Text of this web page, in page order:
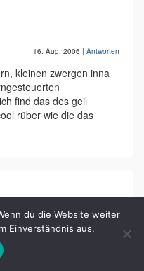
16. Aug. 2006 | Antworten
kleinen zwergen inna
find das des geil
rüber wie die das
du die Website weiter
Einverständnis aus.